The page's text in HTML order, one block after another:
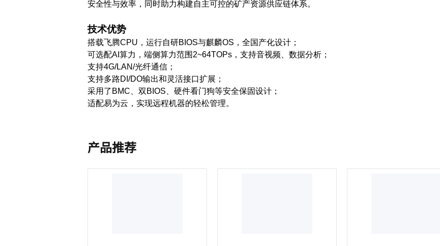
安全性与效率，同时助力构建自主可控的矿产资源供应链体系。
技术优势
搭载飞腾CPU，运行自研BIOS与麒麟OS，全国产化设计；
可选配AI算力，端侧算力范围2~64TOPs，支持音视频、数据分析；
支持4G/LAN/光纤通信；
支持多路DI/DO输出和灵活接口扩展；
采用了BMC、双BIOS、硬件看门狗等安全保固设计；
适配易为云，实现远程机器的轻松管理。
产品推荐